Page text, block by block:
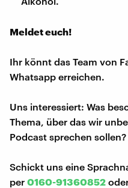
Meldet euch!
Ihr könnt das Team von
Whatsapp erreichen.
Uns interessiert: Was
Thema, über das wir
Podcast sprechen sollen?
Schickt uns eine
per 0160-91360852